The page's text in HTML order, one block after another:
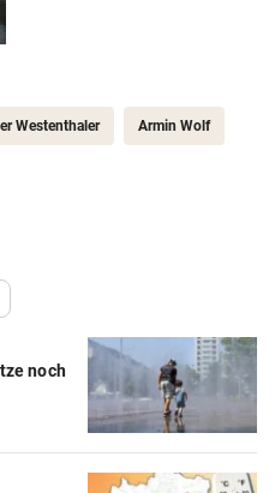
Westenthaler Armin Wolf
noch